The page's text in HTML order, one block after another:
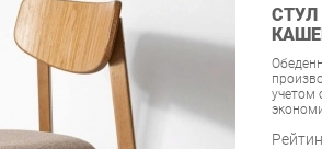
СТУЛ
учетом